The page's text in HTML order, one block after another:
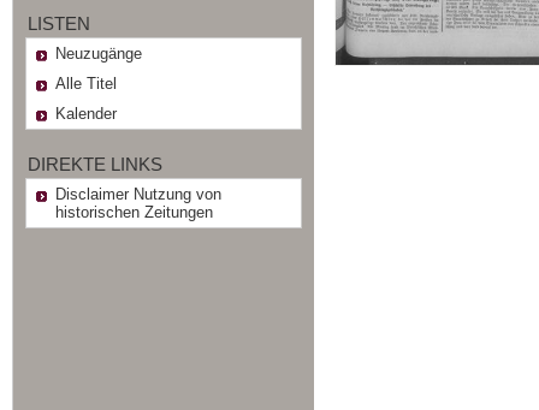
LISTEN
Neuzugänge
Alle Titel
Kalender
DIREKTE LINKS
Disclaimer Nutzung von
historischen Zeitungen